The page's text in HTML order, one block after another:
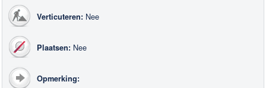
Verticuteren: Nee
Plaatsen: Nee
Opmerking: